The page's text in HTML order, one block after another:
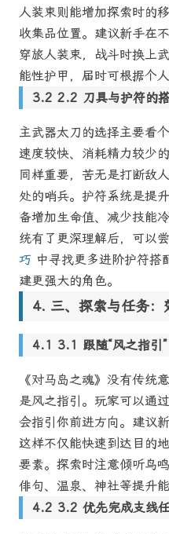
人装束则能增加探索时的
收集品位置。建议新手在
穿旅人装束，战斗时换上
能性护甲，届时可根据个
2.2 刀具与护符的
主武器太刀的选择主要看
速度较快、消耗精力较少
同样重要，苦无是打断敌
处的哨兵。护符系统是提
备增加生命值、减少技能
统有了更深理解后，可以
巧 中寻找更多进阶护符搭
建更强大的角色。
三、探索与任务：
3.1 跟随“风之指引”
《对马岛之魂》没有传统
是风之指引。玩家可以通
会指引你前进方向。建议
这样不仅能快速到达目的
要素。探索时注意倾听鸟
俳句、温泉、神社等提升能
3.2 优先完成支线